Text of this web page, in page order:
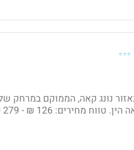
⭐⭐⭐